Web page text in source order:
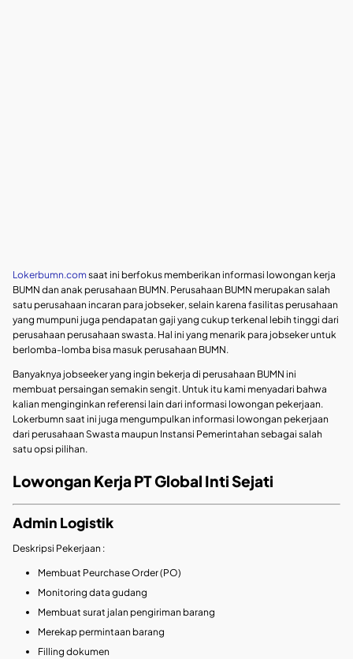
Lokerbumn.comsaat ini berfokus memberikan informasi lowongan kerja
BUMN dan anak perusahaan BUMN. Perusahaan BUMN merupakan salah
satu perusahaan incaran para jobseker, selain karena fasilitas perusahaan
yang mumpuni juga pendapatan gaji yang cukup terkenal lebih tinggi dari
perusahaan perusahaan swasta. Hal ini yang menarik para jobseker untuk
berlomba-lomba bisa masuk perusahaan BUMN.
Banyaknya jobseeker yang ingin bekerja di perusahaan BUMN ini
membuat persaingan semakin sengit. Untuk itu kami menyadari bahwa
kalian menginginkan referensi lain dari informasi lowongan pekerjaan.
Lokerbumn saat ini juga mengumpulkan informasi lowongan pekerjaan
dari perusahaan Swasta maupun Instansi Pemerintahan sebagai salah
satu opsi pilihan.
Lowongan Kerja PT Global Inti Sejati
Admin Logistik
Deskripsi Pekerjaan :
Membuat Peurchase Order (PO)
Monitoring data gudang
Membuat surat jalan pengiriman barang
Merekap permintaan barang
Filling dokumen